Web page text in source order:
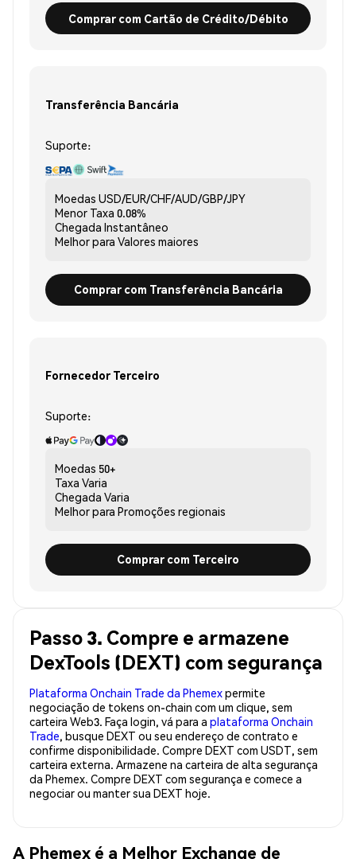
Comprar com Cartão de Crédito/Débito
Transferência Bancária
Suporte:
Moedas USD/EUR/CHF/AUD/GBP/JPY
Menor Taxa 0.08%
Chegada Instantâneo
Melhor para Valores maiores
Comprar com Transferência Bancária
Fornecedor Terceiro
Suporte:
Moedas 50+
Taxa Varia
Chegada Varia
Melhor para Promoções regionais
Comprar com Terceiro
Passo 3. Compre e armazene
DexTools (DEXT) com segurança
Plataforma Onchain Trade da Phemexpermite
negociação de tokens on-chain com um clique, sem
carteira Web3. Faça login, vá para a plataforma Onchain
Trade, busque DEXT ou seu endereço de contrato e
confirme disponibilidade. Compre DEXT com USDT, sem
carteira externa. Armazene na carteira de alta segurança
da Phemex. Compre DEXT com segurança e comece a
negociar ou manter sua DEXT hoje.
A Phemex é a Melhor Exchange de